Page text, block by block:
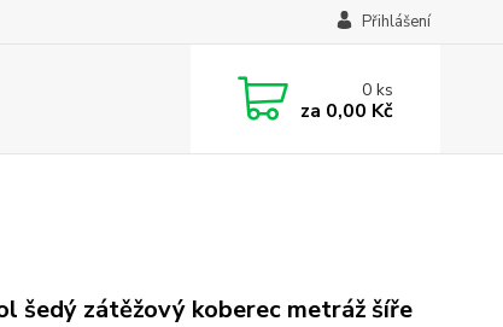
Přihlášení
0ks
za 0,00 Kč
šedý zátěžový koberec metráž šíře